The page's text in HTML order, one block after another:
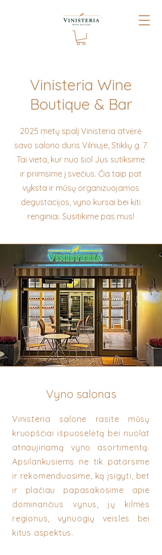
Vinisteria Wine
Boutique & Bar
2025 metų spalį Vinisteria atvėrė
savo salono duris Vilniuje, Stiklių g. 7.
Tai vieta, kur nuo šiol Jus sutiksime
ir priimsime į svečius. Čia taip pat
vyksta ir mūsų organizuojamos
degustacijos, vyno kursai bei kiti
renginiai. Susitikime pas mus!
Vyno salonas
Vinisteria salone rasite mūsų
kruopščiai išpuoselėtą bei nuolat
atnaujinamą vyno asortimentą.
Apsilankusiems ne tik patarsime
ir rekomenduosime, ką įsigyti, bet
ir plačiau papasakosime apie
dominančius vynus, jų kilmės
regionus, vynuogių veisles bei
kitus aspektus.